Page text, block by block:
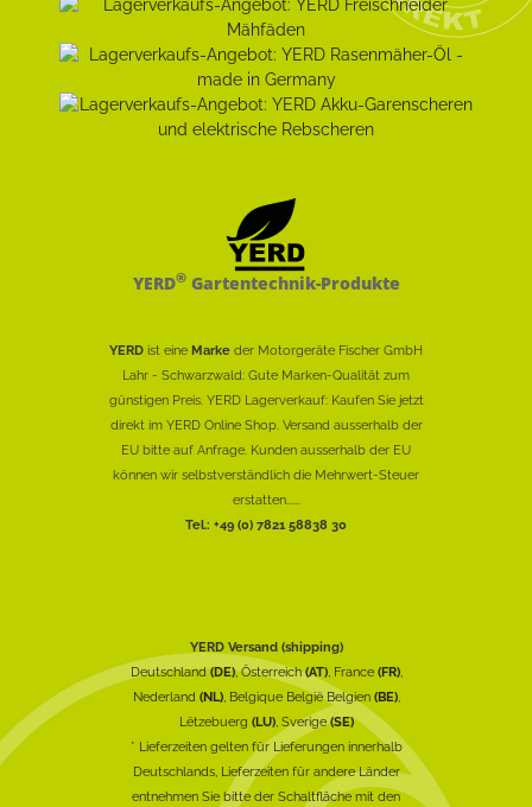
YERD®Gartentechnik-Produkte
YERD ist eine Marke der Motorgeräte Fischer GmbH
Lahr - Schwarzwald: Gute Marken-Qualität zum
günstigen Preis. YERD Lagerverkauf: Kaufen Sie jetzt
direkt im YERD Online Shop. Versand ausserhalb der
EU bitte auf Anfrage. Kunden ausserhalb der EU
können wir selbstverständlich die Mehrwert-Steuer
erstatten......
Tel.: +49 (0) 7821 58838 30
YERD Versand (shipping)
Deutschland(DE), Österreich(AT), France (FR),
Nederland (NL), Belgique België Belgien (BE),
Lëtzebuerg (LU), Sverige(SE)
* Lieferzeiten gelten für Lieferungen innerhalb
Deutschlands, Lieferzeiten für andere Länder
entnehmen Sie bitte der Schaltfläche mit den